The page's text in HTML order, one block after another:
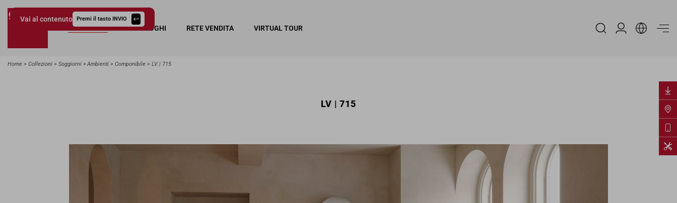
Vai al contenuto Premi il tasto INVIO
COLLEZIONI CATALOGHI RETE VENDITA VIRTUAL TOUR
Area Riservata
Home Collezioni Soggiorni Ambienti Componibile LV | 715
LV | 715